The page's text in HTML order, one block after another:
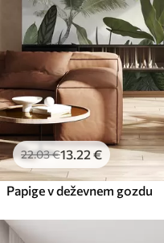
22.03€13 .22 €
Papige v deževnem gozdu